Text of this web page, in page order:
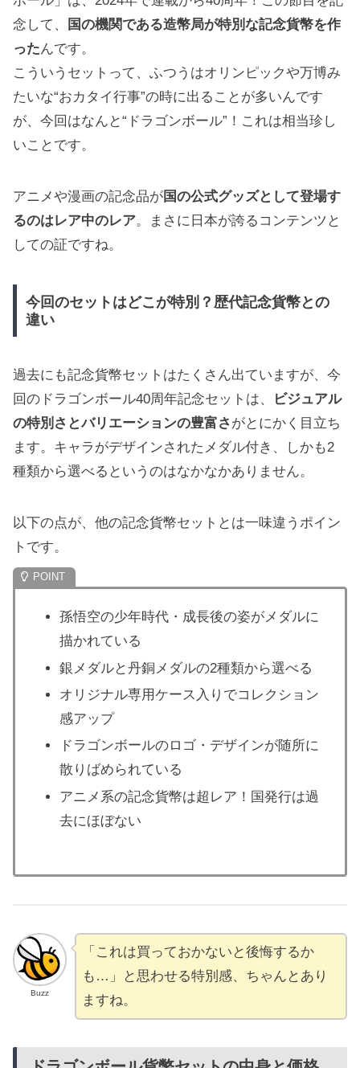
念して、
国の機関である造幣局が特別な記念貨幣を作
ったんです。
こういうセットって、ふつうはオリンピックや万博み
たいな“おカタイ行事”の時に出ることが多いんです
が、今回はなんと“ドラゴンボール”！これは相当珍し
いことです。
アニメや漫画の記念品が国の公式グッズとして登場す
るのはレア中のレア。まさに日本が誇るコンテンツと
しての証ですね。
今回のセットはどこが特別？歴代記念貨幣との
違い
過去にも記念貨幣セットはたくさん出ていますが、今
回のドラゴンボール40周年記念セットは、
ビジュアル
の特別さとバリエーションの豊富さ がとにかく目立ち
ます。キャラがデザインされたメダル付き、しかも2
種類から選べるというのはなかなかありません。
以下の点が、他の記念貨幣セットとは一味違うポイン
トです。
孫悟空の少年時代・成長後の姿がメダルに
描かれている
銀メダルと丹銅メダルの2種類から選べる
オリジナル専用ケース入りでコレクション
感アップ
ドラゴンボールのロゴ・デザインが随所に
散りばめられている
アニメ系の記念貨幣は超レア！国発行は過
去にほぼない
Buzz
「これは買っておかないと後悔するか
も…」と思わせる特別感、ちゃんとあり
ますね。